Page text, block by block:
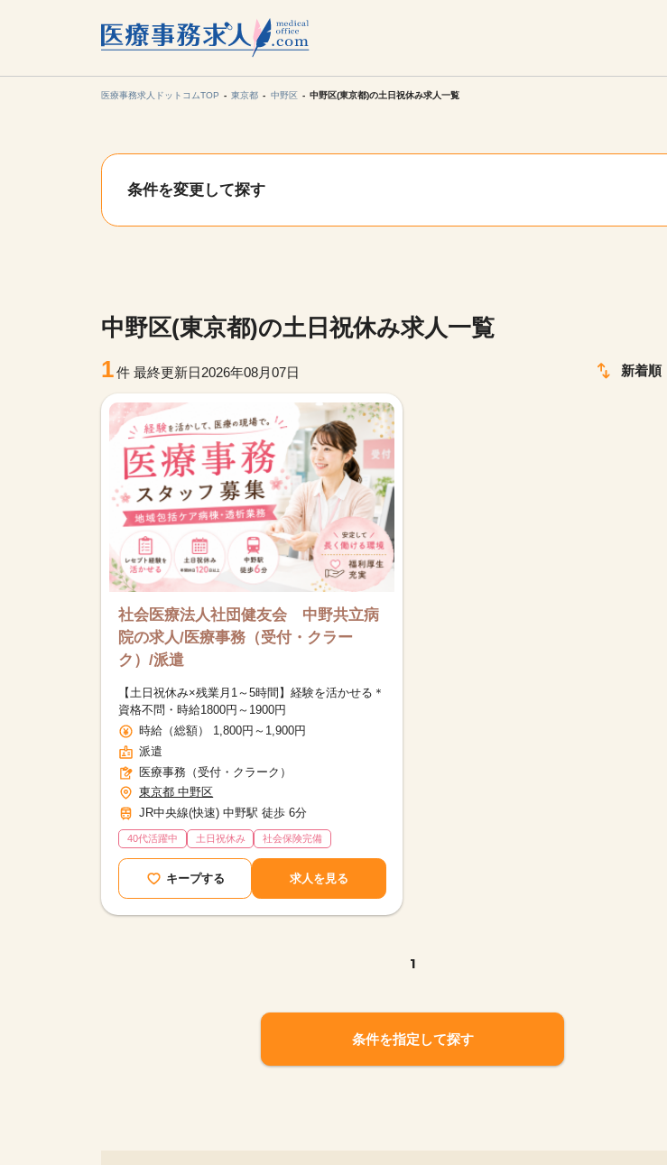
医療事務求人ドットコムTOP 東京都 中野区 中野区(東京都)の土日祝休み求人一覧
条件を変更して探す
中野区(東京都)の土日祝休み求人一覧
1件 最終更新日2026年08月07日 新着順
社会医療法人社団健友会 中野共立病
院の求人/医療事務（受付・クラー
ク）/派遣
【土日祝休み×残業月1～5時間】経験を活かせる＊
資格不問・時給1800円～1900円
時給（総額） 1,800円～1,900円
派遣
医療事務（受付・クラーク）
東京都 中野区
JR中央線(快速) 中野駅 徒歩 6分
40代活躍中 土日祝休み 社会保険完備
キープする 求人を見る
1
条件を指定して探す